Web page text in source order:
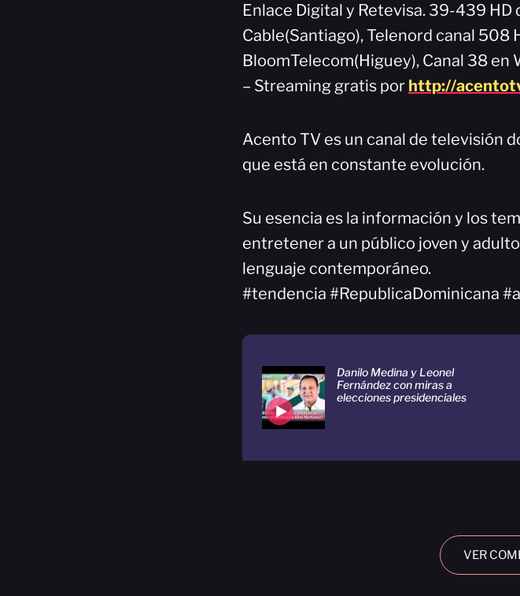
Enlace Digital y Retevisa. 39-439
Cable(Santiago), Telenord canal 508
BloomTelecom(Higuey), Canal 38 en
– Streaming gratis por http://
Acento TV es un canal de televisión
que está en constante evolución.
Su esencia es la información y los
entretener a un público joven y
lenguaje contemporáneo.
#tendencia #RepublicaDominicana
Danilo Medina y Leonel
Fernández con miras a
elecciones presidenciales
VER